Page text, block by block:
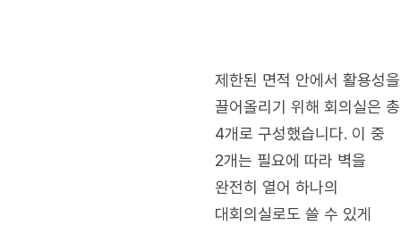
제한된 면적 안에서 활용성을
끌어올리기 위해 회의실은 총
4개로 구성했습니다. 이 중
2개는 필요에 따라 벽을
완전히 열어 하나의
대회의실로도 쓸 수 있게